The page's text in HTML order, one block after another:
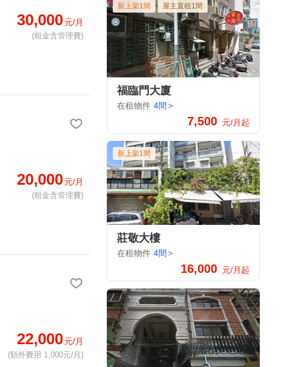
30,000元/月
(租金含管理費)
20,000元/月
(租金含管理費)
22,000元/月
(額外費用 1,000元/月)
新上架1間 屋主直租1間
福臨門大廈
在租物件 4間 >
7,500 元/月起
新上架1間
莊敬大樓
在租物件 4間 >
16,000 元/月起